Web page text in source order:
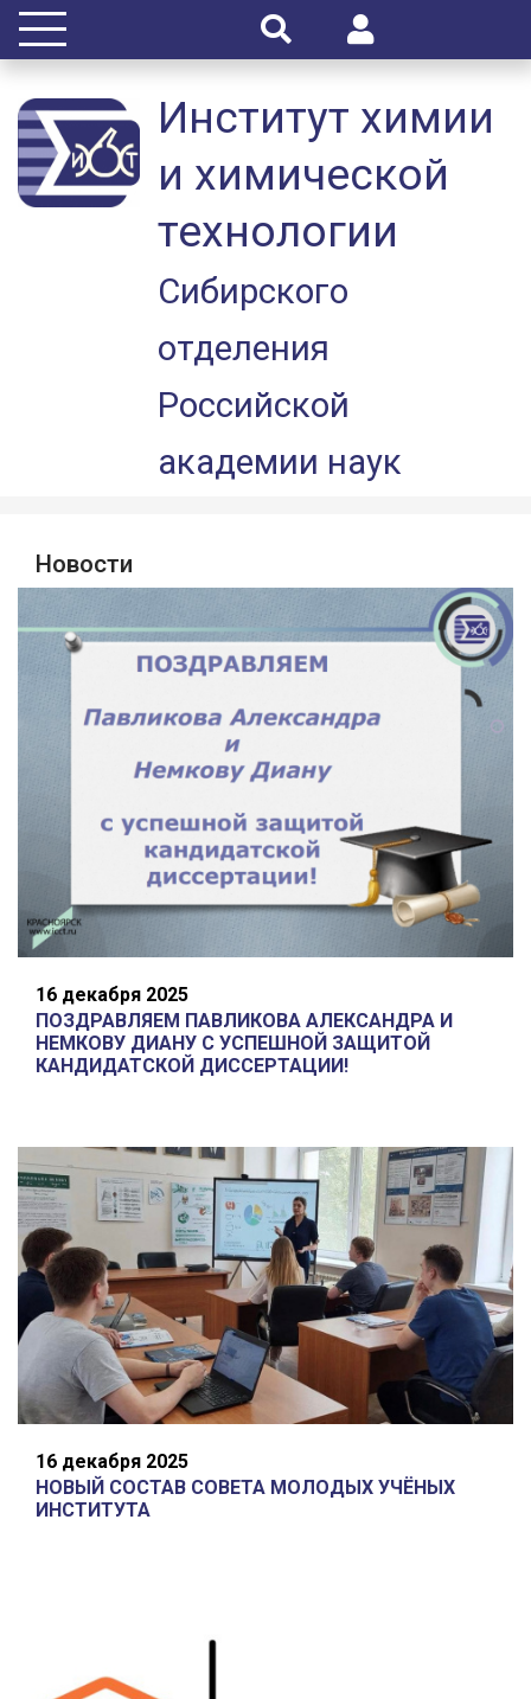
Институт химии
и химической
технологии
Сибирского
отделения
Российской
академии наук
Новости
16 декабря 2025
ПОЗДРАВЛЯЕМ ПАВЛИКОВА АЛЕКСАНДРА И
НЕМКОВУ ДИАНУ С УСПЕШНОЙ ЗАЩИТОЙ
КАНДИДАТСКОЙ ДИССЕРТАЦИИ!
16 декабря 2025
НОВЫЙ СОСТАВ СОВЕТА МОЛОДЫХ УЧЁНЫХ
ИНСТИТУТА